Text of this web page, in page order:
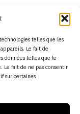
telles que les
Le fait de
données telles que le
Le fait de ne pas consentir
sur certaines